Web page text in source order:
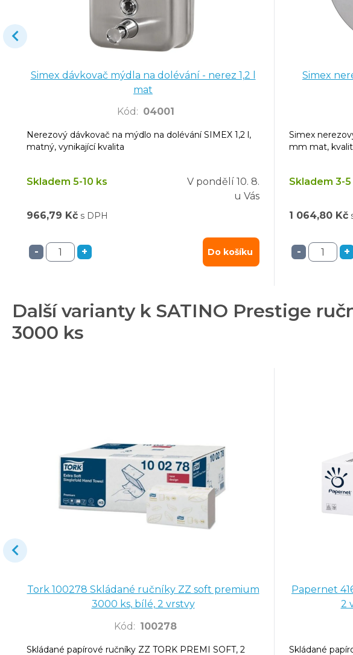
Simex dávkovač mýdla na dolévání - nerez 1,2 l
mat
Kód : 04001
Nerezový dávkovač na mýdlo na dolévání SIMEX 1,2 l,
matný, vynikající kvalita
Skladem 5-10 ks V pondělí 10. 8.
u Vás
966,79 Kč s DPH
- + Do košíku
Simex
Simex
mm mat,
Skladem 3-5
1 064,80 Kč
- +
Další varianty k SATINO Prestige
3000 ks
Tork 100278 Skládané ručníky ZZ soft premium
3000 ks, bílé, 2 vrstvy
Kód : 100278
Skládané papírové ručníky ZZ TORK PREMI SOFT, 2
Papernet
2
Skládané